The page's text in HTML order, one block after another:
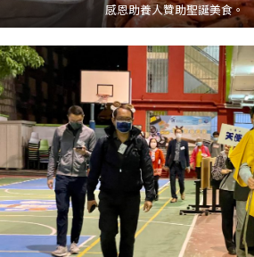
感恩助養人贊助聖誕美食。